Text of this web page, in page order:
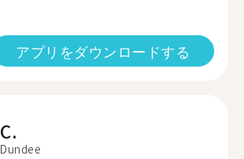
アプリをダウンロードする
C.
Dundee